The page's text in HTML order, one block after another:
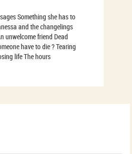
Something she has to
and the changelings
unwelcome friend Dead
have to die ? Tearing
life The hours